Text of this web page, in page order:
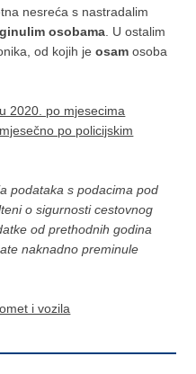
nesreća s nastradalim
osobama . U ostalim
od kojih jeosamosoba
2020. po mjesecima
po policijskim
podataka s podacima pod
o sigurnosti cestovnog
od prethodnih godina
naknadno preminule
i vozila